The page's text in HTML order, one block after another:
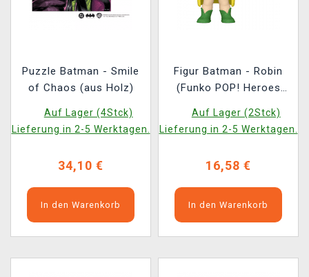
Puzzle Batman - Smile
of Chaos (aus Holz)
Auf Lager (4Stck)
Lieferung in 2-5 Werktagen.
34,10 €
In den Warenkorb
Figur Batman - Robin
(Funko POP! Heroes
Auf Lager (2Stck)
Lieferung in 2-5 Werktagen.
16,58 €
In den Warenkorb